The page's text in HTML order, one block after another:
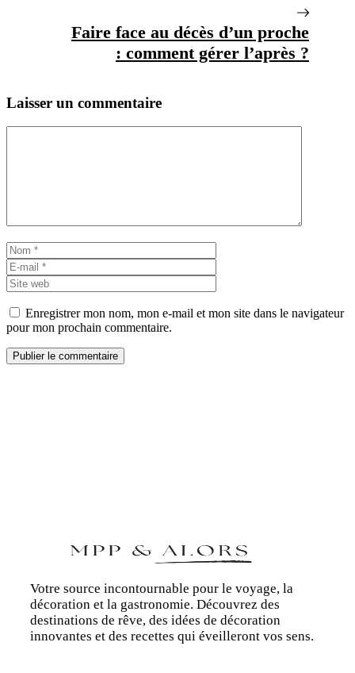
Faire face au décès d’un proche
: comment gérer l’après ?
Laisser un commentaire
Nom
mail
web
Enregistrer mon nom, mon e-mail et mon site dans le navigateur
pour mon prochain commentaire.
Votre source incontournable pour le voyage, la
décoration et la gastronomie. Découvrez des
destinations de rêve, des idées de décoration
innovantes et des recettes qui éveilleront vos sens.